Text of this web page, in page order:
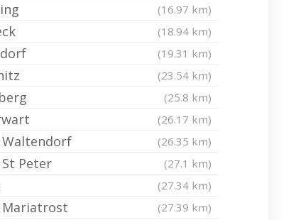
(16.97 km)
(18.94 km)
(19.31 km)
(23.54 km)
(25.8 km)
(26.17 km)
Waltendorf (26.35 km)
St Peter (27.1 km)
(27.34 km)
Mariatrost (27.39 km)